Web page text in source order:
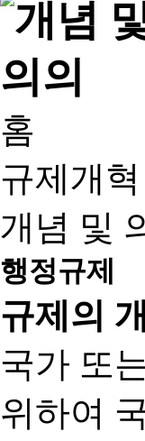
홈
규제개혁
개념 및
행정규제
규제의
국가 또
위하여